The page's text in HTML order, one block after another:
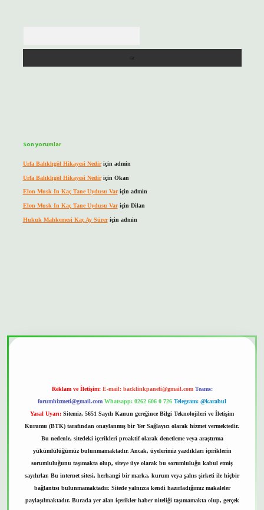
Son yorumlar
Urfa Balıklıgöl Hikayesi Nediriçin admin
Urfa Balıklıgöl Hikayesi Nediriçin Okan
Elon Musk In Kaç Tane Uydusu Variçin admin
Elon Musk In Kaç Tane Uydusu Variçin Dilan
Hukuk Mahkemesi Kaç Ay Süreriçin admin
Reklam ve İletişim: E-mail: backlinkpaneli@gmail.com Teams:
forumhizmeti@gmail.com Whatsapp: 0262 606 0 726 Telegram: @karabul
Yasal Uyarı: Sitemiz, 5651 Sayılı Kanun gereğince Bilgi Teknolojileri ve İletişim
Kurumu (BTK) tarafından onaylanmış bir Yer Sağlayıcı olarak hizmet vermektedir.
Bu nedenle, sitedeki içerikleri proaktif olarak denetleme veya araştırma
yükümlülüğümüz bulunmamaktadır. Ancak, üyelerimiz yazdıkları içeriklerin
sorumluluğunu taşımakta olup, siteye üye olarak bu sorumluluğu kabul etmiş
sayılırlar. Bu internet sitesi, herhangi bir marka, kurum veya şahıs şirketi ile hiçbir
bağlantısı bulunmamaktadır. Sitede yalnızca kendi hazırladığımız makaleler
paylaşılmaktadır. Burada yer alan içerikler haber niteliği taşımamakta olup, gerçek